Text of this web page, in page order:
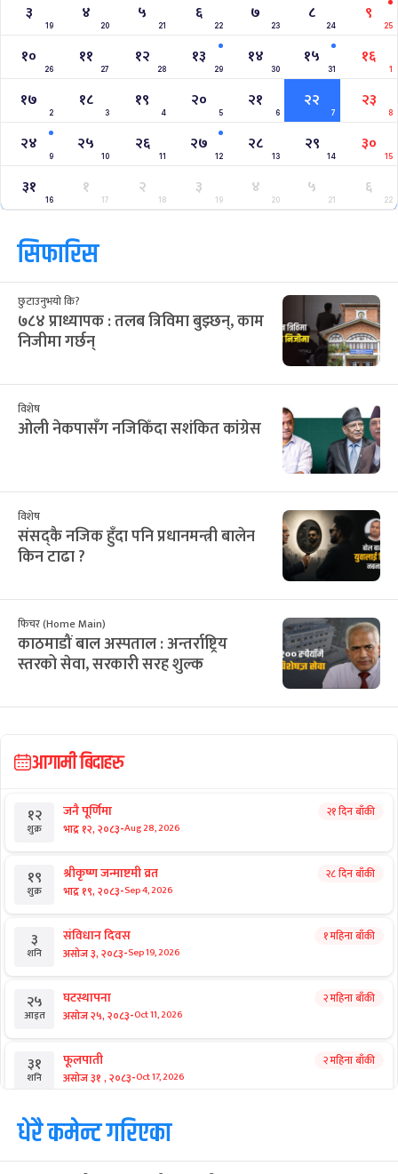
३
19
४
20
५
21
६
22
७
23
८
24
९
25
१०
26
११
27
१२
28
१३
29
१४
30
१५
31
१६
1
१७
2
१८
3
१९
4
२०
5
२१
6
२२
7
२३
8
२४
9
२५
10
२६
11
२७
12
२८
13
२९
14
३०
15
३१
16
१
17
२
18
३
19
४
20
५
21
६
22
सिफारिस
छुटाउनुभयो कि?
७८४ प्राध्यापक : तलब त्रिविमा बुझ्छन्, काम
निजीमा गर्छन्
विशेष
ओली नेकपासँग नजिकिँदा सशंकित कांग्रेस
विशेष
संसद्कै नजिक हुँदा पनि प्रधानमन्त्री बालेन
किन टाढा ?
फिचर (Home Main)
काठमाडौं बाल अस्पताल : अन्तर्राष्ट्रिय
स्तरको सेवा, सरकारी सरह शुल्क
आगामी बिदाहरु
१२
शुक्र
जनै पूर्णिमा
भाद्र १२, २०८३-Aug 28, 2026
२१ दिन बाँकी
१९
शुक्र
श्रीकृष्ण जन्माष्टमी व्रत
भाद्र १९, २०८३-Sep 4, 2026
२८ दिन बाँकी
३
शनि
संविधान दिवस
असोज ३, २०८३-Sep 19, 2026
१ महिना बाँकी
२५
आइत
घटस्थापना
असोज २५, २०८३-Oct 11, 2026
२ महिना बाँकी
३१
शनि
फूलपाती
असोज ३१ , २०८३-Oct 17, 2026
२ महिना बाँकी
१
आइत
कार्तिक सङ्क्रान्ति
कार्तिक १, २०८३-Oct 18, 2026
धेरै कमेन्ट गरिएका